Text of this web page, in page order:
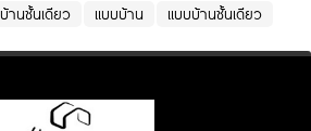
บ้านชั้นเดียว แบบบ้าน แบบบ้านชั้นเดียว